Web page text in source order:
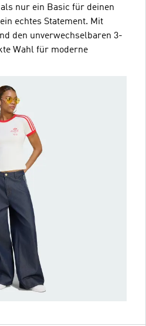
nur ein Basic für deinen
echtes Statement. Mit
den unverwechselbaren 3-
Wahl für moderne